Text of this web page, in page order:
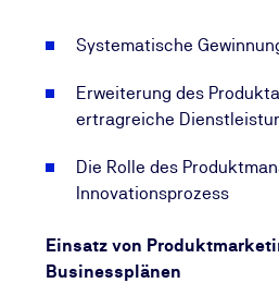
Systematische
Erweiterung des
ertragreiche
Die Rolle des
Innovationsprozess
Einsatz von
Businessplänen